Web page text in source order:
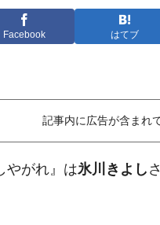
Facebook はてブ
記事内に広告が含まれ
やがれ』は氷川きよし